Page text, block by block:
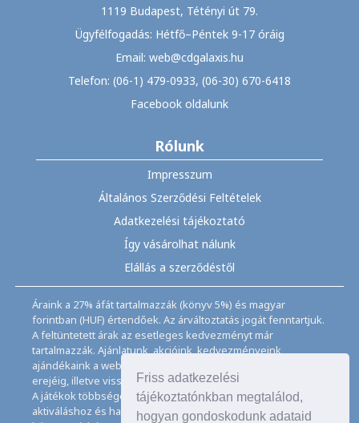
Friss adatkezelési
tájékoztatónkban megtalálod,
hogyan gondoskodunk adataid
1119 Budapest, Tétényi út 79.
Ügyfélfogadás: Hétfő–Péntek 9-17 óráig
Email: web@cdgalaxis.hu
Telefon: (06-1) 479-0933, (06-30) 670-6418
Facebook oldalunk
Rólunk
Impresszum
Általános Szerződési Feltételek
Adatkezelési tájékoztató
Így vásárolhat nálunk
Elállás a szerződéstől
Áraink a 27% áfát tartalmazzák (könyv 5%) és magyar
forintban (HUF) értendőek. Az árváltoztatás jogát fenntartjuk.
A feltüntetett árak az esetleges kedvezményt már
tartalmazzák. Ajánlatunk, akcióink, kedvezményeink,
ajándékaink a webáruházban feltüntetett ideig, a készletek
erejéig, illetve visszavonásig érvényesek.
A játékok többségéhez angol nyelvismeret illetve az
aktiváláshoz és használathoz internet kapcsolat szükséges